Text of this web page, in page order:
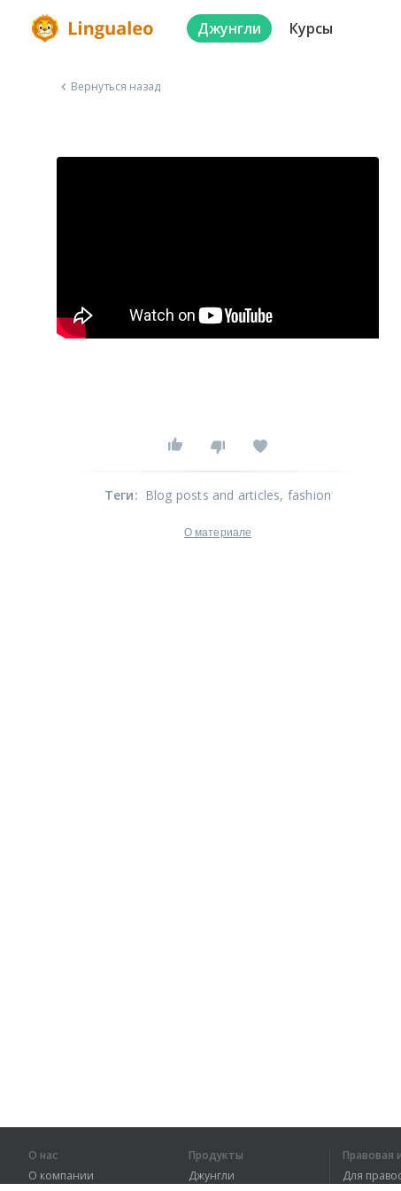
Джунгли Курсы
Вернуться назад
Теги: Blog posts and articles, fashion
О материале
О нас
О компании
Продукты
Джунгли
Для